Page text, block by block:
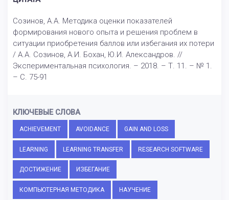
Созинов, А.А. Методика оценки показателей
формирования нового опыта и решения проблем в
ситуации приобретения баллов или избегания их потери
/ А.А. Созинов, А.И. Бохан, Ю.И. Александров. //
Экспериментальная психология. – 2018. – Т. 11. – № 1.
– С. 75-91
КЛЮЧЕВЫЕ СЛОВА
ACHIEVEMENT AVOIDANCE GAIN AND LOSS
LEARNING LEARNING TRANSFER RESEARCH SOFTWARE
ДОСТИЖЕНИЕ ИЗБЕГАНИЕ
КОМПЬЮТЕРНАЯ МЕТОДИКА НАУЧЕНИЕ